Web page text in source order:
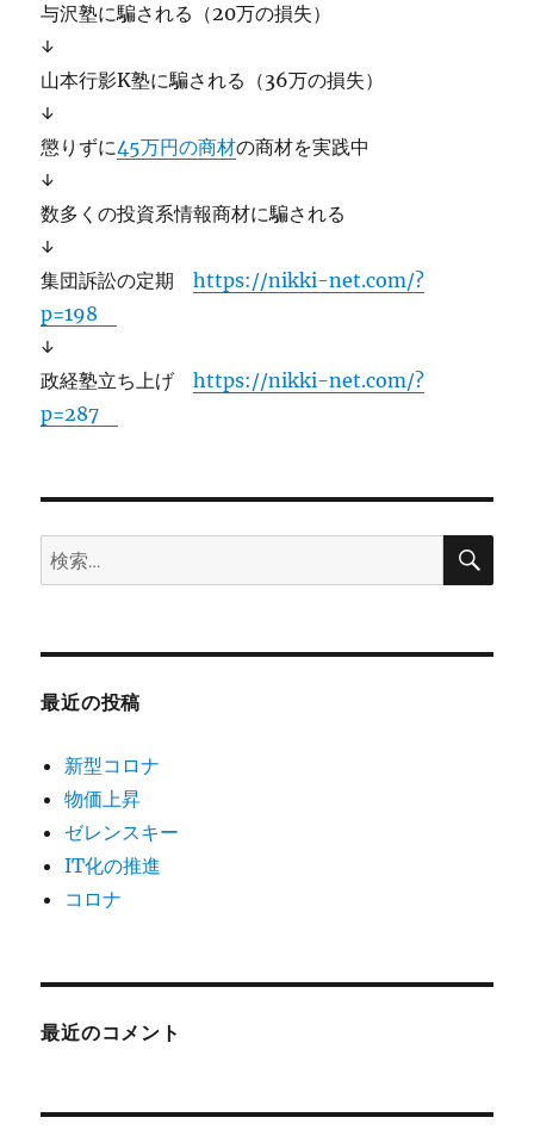
与沢塾に騙される（20万の損失）
↓
山本行影K塾に騙される（36万の損失）
↓
懲りずに45万円の商材の商材を実践中
↓
数多くの投資系情報商材に騙される
↓
集団訴訟の定期https://nikki-net.com/?
p=198
↓
政経塾立ち上げhttps://nikki-net.com/?
p=287
検
索:
検
最近の投稿
新型コロナ
物価上昇
ゼレンスキー
IT化の推進
コロナ
最近のコメント